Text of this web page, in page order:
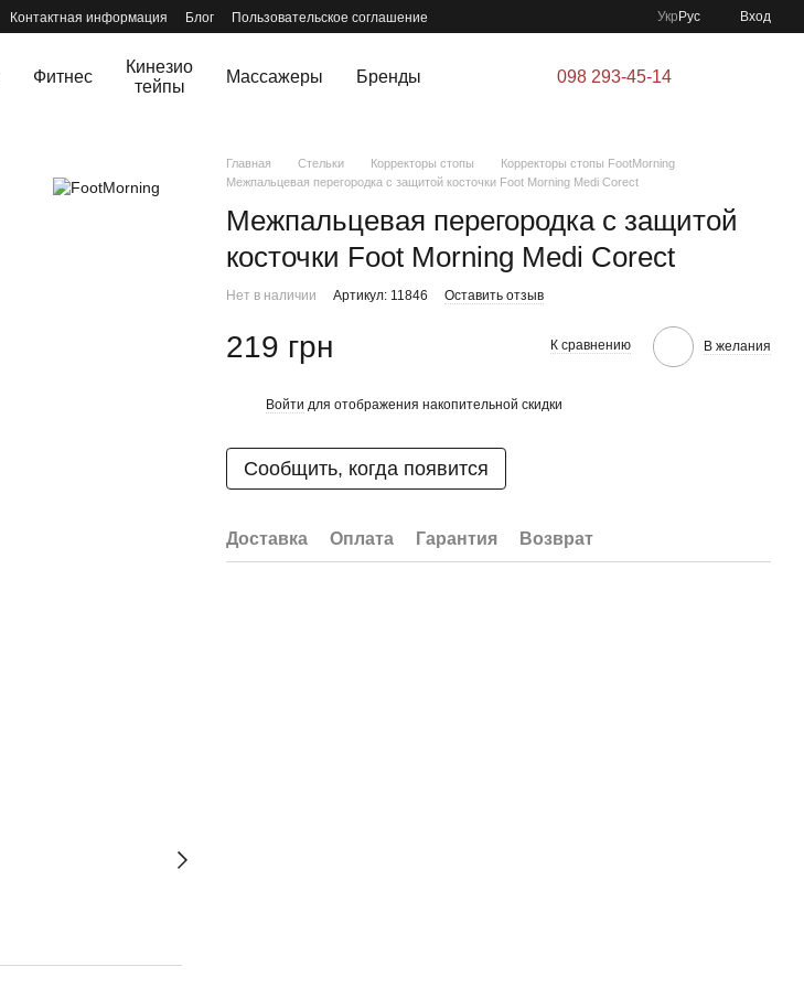
Контактная информация Блог Пользовательское соглашение Укр Рус Вход
Фитнес
Кинезио
тейпы
Массажеры Бренды 098 293-45-14
Главная Стельки Корректоры стопы
Корректоры стопы FootMorning
Межпальцевая перегородка с защитой косточки Foot Morning Medi Corect
Межпальцевая перегородка с защитой
косточки Foot Morning Medi Corect
Нет в наличии Артикул: 11846 Оставить отзыв
219 грн К сравнению В желания
Войти для отображения накопительной скидки
Сообщить, когда появится
Доставка Оплата Гарантия Возврат